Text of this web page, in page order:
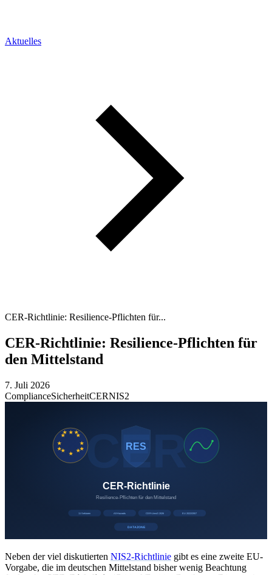
Aktuelles
CER-Richtlinie: Resilience-Pflichten für...
CER-Richtlinie: Resilience-Pflichten für
den Mittelstand
7. Juli 2026
ComplianceSicherheitCERNIS2
Neben der viel diskutierten NIS2-Richtlinie gibt es eine zweite EU-
Vorgabe, die im deutschen Mittelstand bisher wenig Beachtung